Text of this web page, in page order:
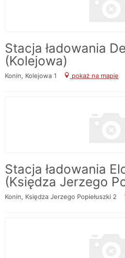
Stacja ładowania
(Kolejowa)
Konin, Kolejowa 1 pokaż na mapie
Stacja ładowania
(Księdza Jerzego
Konin, Księdza Jerzego Popiełuszki 2